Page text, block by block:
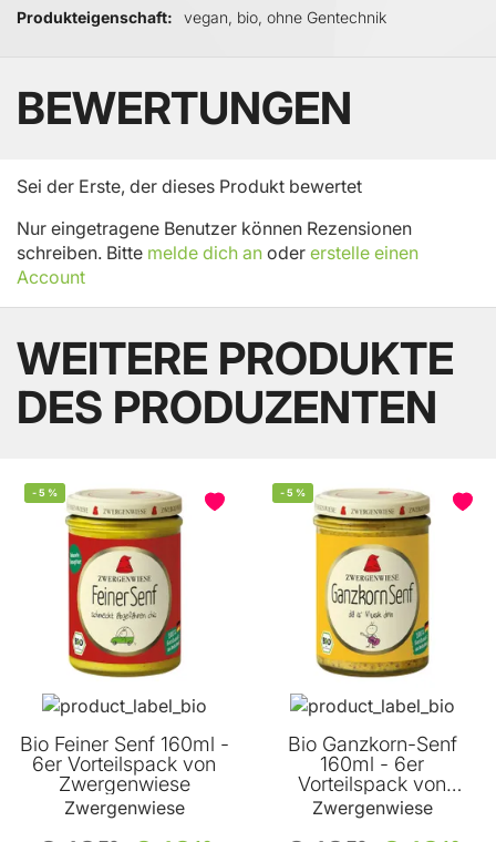
Produkteigenschaft
vegan, bio, ohne Gentechnik
BEWERTUNGEN
Sei der Erste, der dieses Produkt bewertet
Nur eingetragene Benutzer können Rezensionen
schreiben. Bitte melde dich an oder erstelle einen
Account
WEITERE PRODUKTE
DES PRODUZENTEN
-5 %
Bio Feiner Senf 160ml -
6er Vorteilspack von
Zwergenwiese
Zwergenwiese
-5 %
Bio Ganzkorn-Senf
160ml - 6er
Vorteilspack von
Zwergenwiese
Zwergenwiese